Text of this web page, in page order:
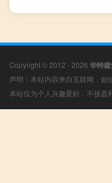
Copyright © 2012 - 2026 华特
声明：本站内容来自互联网，
本站仅为个人兴趣爱好，不接盈